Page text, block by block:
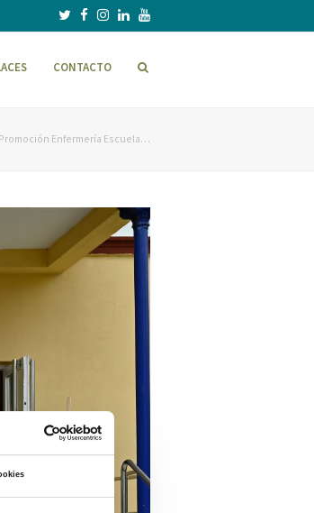
CONTACTO
Enfermería Escuela…